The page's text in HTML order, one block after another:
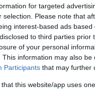
for targeted
selection. Please note that
interest-based ads
to third parties
of your personal
This information may also
Participants that may further
that this website/app uses
helyzetet, pénz áll a
hogy buzgóságuk
munka terén is